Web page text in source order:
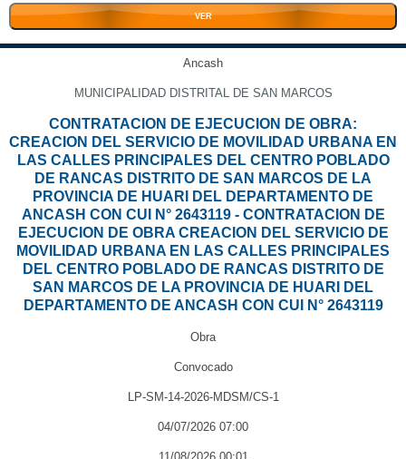
VER
Ancash
MUNICIPALIDAD DISTRITAL DE SAN MARCOS
CONTRATACION DE EJECUCION DE OBRA:
CREACION DEL SERVICIO DE MOVILIDAD URBANA EN
LAS CALLES PRINCIPALES DEL CENTRO POBLADO
DE RANCAS DISTRITO DE SAN MARCOS DE LA
PROVINCIA DE HUARI DEL DEPARTAMENTO DE
ANCASH CON CUI N° 2643119 - CONTRATACION DE
EJECUCION DE OBRA CREACION DEL SERVICIO DE
MOVILIDAD URBANA EN LAS CALLES PRINCIPALES
DEL CENTRO POBLADO DE RANCAS DISTRITO DE
SAN MARCOS DE LA PROVINCIA DE HUARI DEL
DEPARTAMENTO DE ANCASH CON CUI N° 2643119
Obra
Convocado
LP-SM-14-2026-MDSM/CS-1
04/07/2026 07:00